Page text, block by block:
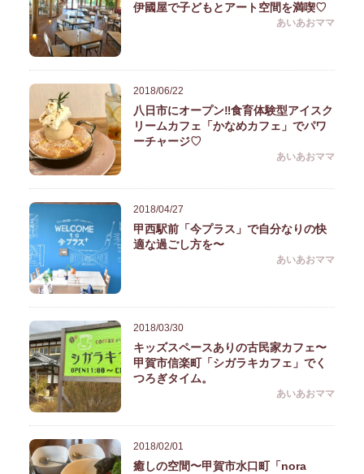
伊國屋で子どもとアート空間を満喫♡
あいあおママ
2018/06/22
八日市にオープン‼︎食育体験型アイスク
リームカフェ「かなめカフェ」でパワ
ーチャージ♡
あいあおママ
2018/04/27
甲西駅前「今プラス」で自分なりの快
適な過ごし方を〜
あいあおママ
2018/03/30
キッズスペースありの古民家カフェ〜
甲賀市信楽町「シガラキカフェ」でく
つろぎタイム。
あいあおママ
2018/02/01
癒しの空間〜甲賀市水口町「nora